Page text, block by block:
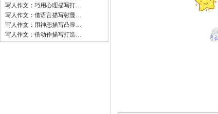
写人作文：巧用心理描写打…
写人作文：借语言描写彰显…
写人作文：用神态描写凸显…
写人作文：借动作描写打造…